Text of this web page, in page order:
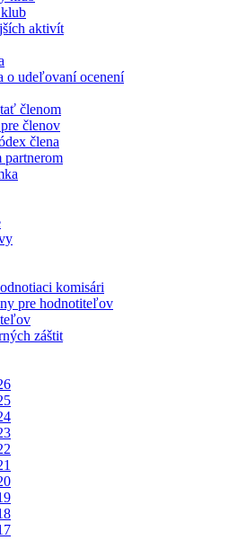
aktivít
o udeľovaní ocenení
členom
členov
člena
partnerom
komisári
pre hodnotiteľov
záštit